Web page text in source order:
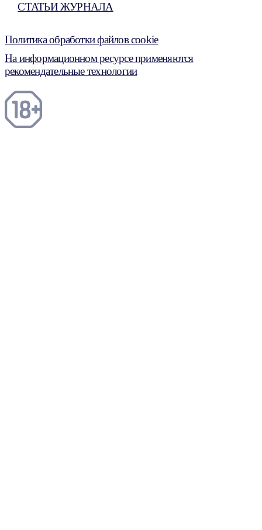
СТАТЬИ ЖУРНАЛА
Политика обработки файлов cookie
На информационном ресурсе применяются
рекомендательные технологии